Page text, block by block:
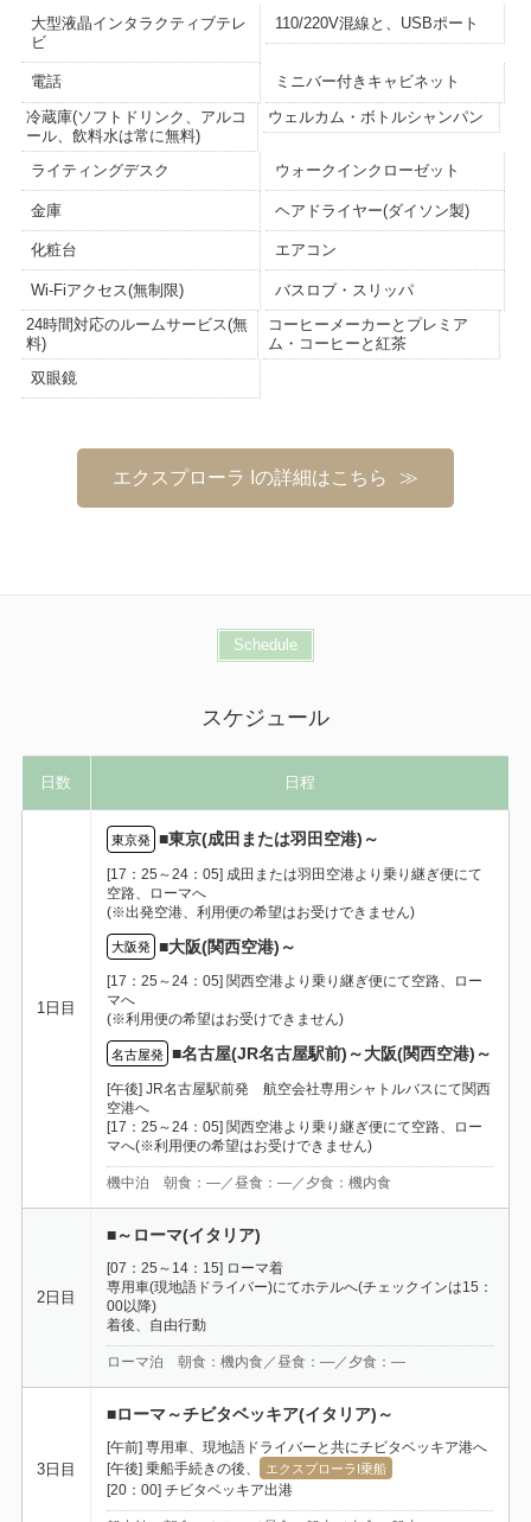
大型液晶インタラクティブテレ
ビ
110/220V混線と、USBポート
電話
ミニバー付きキャビネット
冷蔵庫(ソフトドリンク、アルコ
ール、飲料水は常に無料)
ウェルカム・ボトルシャンパン
ライティングデスク ウォークインクローゼット
金庫 ヘアドライヤー(ダイソン製)
化粧台 エアコン
Wi-Fiアクセス(無制限)
バスロブ・スリッパ
24時間対応のルームサービス(無
料)
コーヒーメーカーとプレミア
ム・コーヒーと紅茶
双眼鏡
エクスプローラ Iの詳細はこちら
Schedule
スケジュール
日数 日程
1日目
東京発 ■東京(成田または羽田空港)～
[17：25～24：05] 成田または羽田空港より乗り継ぎ便にて
空路、ローマへ
(※出発空港、利用便の希望はお受けできません)
大阪発 ■大阪(関西空港)～
[17：25～24：05] 関西空港より乗り継ぎ便にて空路、ロー
マへ
(※利用便の希望はお受けできません)
名古屋発 ■名古屋(JR名古屋駅前)～大阪(関西空港)～
[午後] JR名古屋駅前発 航空会社専用シャトルバスにて関西
空港へ
[17：25～24：05] 関西空港より乗り継ぎ便にて空路、ロー
マへ(※利用便の希望はお受けできません)
機中泊 朝食：―／昼食：―／夕食：機内食
2日目
■～ローマ(イタリア)
[07：25～14：15] ローマ着
専用車(現地語ドライバー)にてホテルへ(チェックインは15：
00以降)
着後、自由行動
ローマ泊 朝食：機内食／昼食：―／夕食：―
3日目
■ローマ～チビタベッキア(イタリア)～
[午前] 専用車、現地語ドライバーと共にチビタベッキア港へ
[午後] 乗船手続きの後、
エクスプローラI乗船
[20：00] チビタベッキア出港